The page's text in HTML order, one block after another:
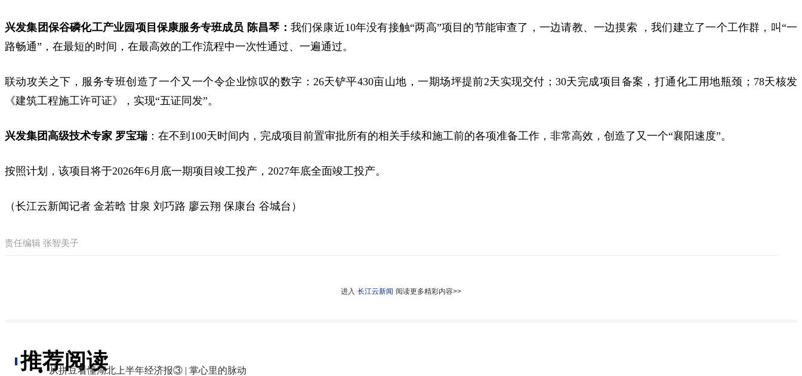
兴发集团保谷磷化工产业园项目保康服务专班成员 陈昌琴： 我们保康近10年没有接触“两高”项目的节能审查了， 一边请教、一边摸索 ，我们建立了一个工作群，叫“一
路畅通”， 在最短的时间，在最高效的工作流程中一次性通过、一遍通过。
联动攻关之下，服务专班创造了一个又一个令企业惊叹的数字：26天铲平430亩山地，一期场坪提前2天实现交付；30天完成项目备案，打通化工用地瓶颈；78天核发
《建筑工程施工许可证》，实现“五证同发”。
兴发集团高级技术专家 罗宝瑞：在不到100天时间内， 完成项目前置审批所有的相关手续和施工前的各项准备工作， 非常高效， 创造了又一个“襄阳速度”。
按照计划，该项目将于2026年6月底一期项目竣工投产，2027年底全面竣工投产。
（长江云新闻记者 金若晗 甘泉 刘巧路 廖云翔 保康台 谷城台）
责任编辑 张智美子
进入 长江云新闻 阅读更多精彩内容>>
推荐阅读
● 从拼豆看懂湖北上半年经济报③ | 掌心里的脉动